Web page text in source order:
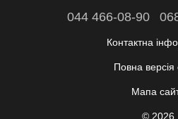
044 466-08-90
Контактна
Повна версія
Мапа
© 2026